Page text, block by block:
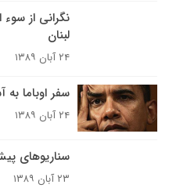
نگرانى از سوء
لبنان
۲۴ آبان ۱۳۸۹
سفر اوباما به
۲۴ آبان ۱۳۸۹
سناريوهاى
۲۳ آبان ۱۳۸۹